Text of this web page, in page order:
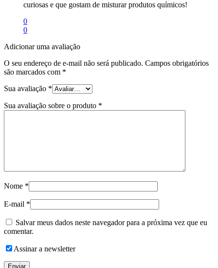
curiosas e que gostam de misturar produtos químicos!
0
0
Adicionar uma avaliação
O seu endereço de e-mail não será publicado. Campos obrigatórios
são marcados com *
Sua avaliação *
Sua avaliação sobre o produto *
Nome *
E-mail *
Salvar meus dados neste navegador para a próxima vez que eu
comentar.
Assinar a newsletter